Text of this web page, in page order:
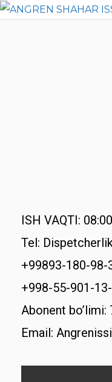
ISH VAQTI:
Tel:
+99893-180-98-
+998-55-901-
Abonent
Email: